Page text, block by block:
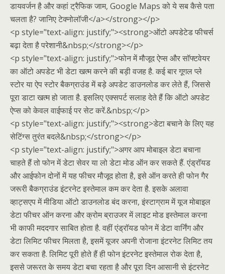
डायवर्जन है और कहां ट्रैफिक जाम, Google Maps को ये सब कैसे पता
चलता है? जानिए टेक्नोलॉजी</a></strong></p>
<p style="text-align: justify;"><strong>ऑटो अपडेटेड फीचर्स
बढ़ा देता है परेशानी&nbsp;</strong></p>
<p style="text-align: justify;">फोन में मौजूद ऐप्स और सॉफ्टवेयर
का ऑटो अपडेट भी डेटा खत्म करने की बड़ी वजह है. कई बार गूगल प्ले
स्टोर या ऐप स्टोर बैकग्राउंड में बड़े अपडेट डाउनलोड कर लेते हैं, जिससे
पूरा डाटा खत्म हो जाता है. इसलिए एक्सपर्ट सलाह देते हैं कि ऑटो अपडेट
ऐप्स को केवल वाईफाई पर सेट करें.&nbsp;</p>
<p style="text-align: justify;"><strong>डेटा बचाने के लिए यह
सेटिंग्स तुरंत बदले&nbsp;</strong></p>
<p style="text-align: justify;">अगर आप मोबाइल डेटा बचाना
चाहते हैं तो फोन में डेटा सेवर या लो डेटा मोड ऑन कर सकते हैं. एंड्रॉयड
और आईफोन दोनों में यह फीचर मौजूद होता है, इसे ऑन करते ही फोन गैर
जरूरी बैकग्राउंड इंटरनेट इस्तेमाल कम कर देता है. इसके अलावा
व्हाट्सएप में मीडिया ऑटो डाउनलोड बंद करना, इंस्टाग्राम में यूज मोबाइल
डेटा फीचर ऑन करना और क्रोम ब्राउजर में लाइट मोड इस्तेमाल करना
भी काफी मददगार साबित होता है. वहीं एंड्रॉयड फोन में डेटा वार्निंग और
डेटा लिमिट फीचर मिलता है, इसमें यूजर अपनी रोजाना इंटरनेट लिमिट तय
कर सकता है. लिमिट पूरी होते हैं ही फोन इंटरनेट इस्तेमाल रोक देता है,
इससे जरूरत के समय डेटा बचा रहता है और पूरा दिन आसानी से इंटरनेट